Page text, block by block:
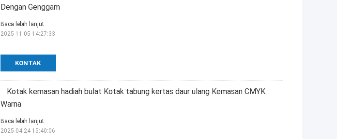
Dengan Genggam
KONTAK
Baca lebih lanjut
2025-11-05 14:27:33
Kotak kemasan hadiah bulat Kotak tabung kertas daur ulang Kemasan CMYK
Warna
Baca lebih lanjut
2025-04-24 15:40:06